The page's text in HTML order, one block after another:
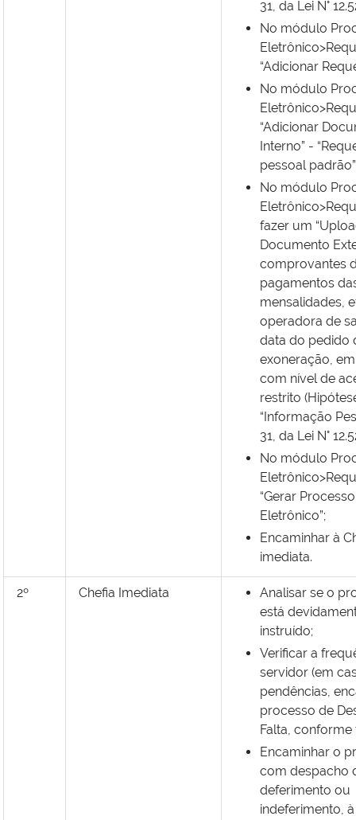
31, da Lei N°
No módulo
“Adicionar
No módulo
“Adicionar
Interno” -
pessoal padrão”
No módulo
fazer um
Documento
comprovantes
pagamentos
mensalidades,
operadora de
data do pedido
exoneração,
com nível de
restrito
“Informação
31, da Lei N°
No módulo
“Gerar Processo
Eletrônico”;
Encaminhar à
imediata.
2º Chefia Imediata
Analisar se o
está
instruído;
Verificar a
servidor (em
pendências,
processo de
Falta, conforme
Encaminhar o
com despacho
deferimento ou
indeferimento,